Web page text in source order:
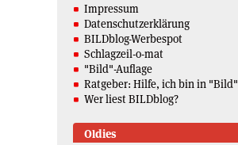
Impressum
Datenschutzerklärung
BILDblog-Werbespot
Schlagzeil-o-mat
"Bild"-Auflage
Ratgeber: Hilfe, ich bin in "Bild"
Wer liest BILDblog?
Oldies